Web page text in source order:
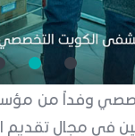
وفداً من مؤسسة
في مجال تقديم